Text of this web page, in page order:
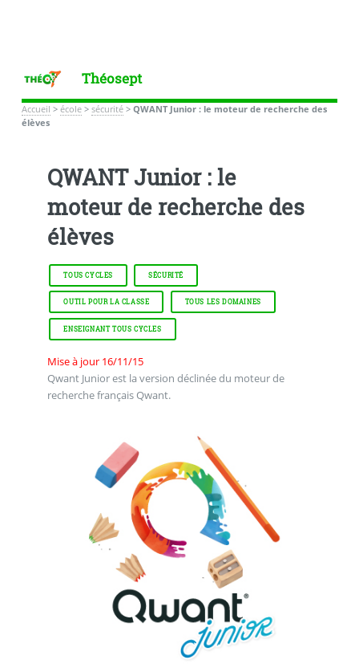
Théosept
Accueil > école> sécurité> QWANT Junior : le moteur de recherche des
élèves
QWANT Junior : le
moteur de recherche des
élèves
TOUS CYCLES SÉCURITÉ
OUTIL POUR LA CLASSE TOUS LES DOMAINES
ENSEIGNANT TOUS CYCLES
Mise à jour 16/11/15
Qwant Junior est la version déclinée du moteur de
recherche français Qwant.